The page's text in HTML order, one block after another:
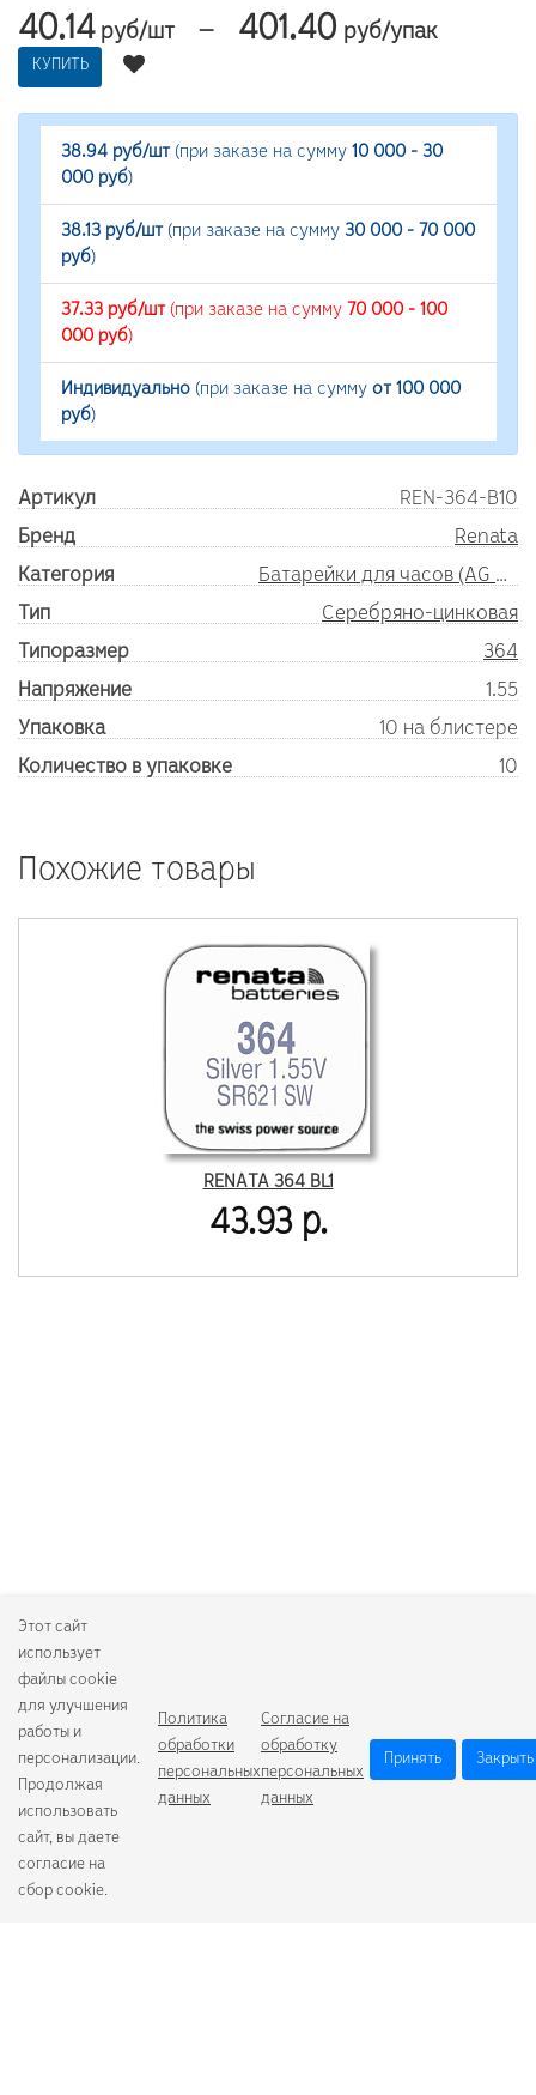
40.14руб/шт — 401.40 руб/упак
КУПИТЬ
38.94 руб/шт(при заказе на сумму 10 000 - 30
000 руб)
38.13 руб/шт(при заказе на сумму 30 000 - 70 000
руб)
37.33 руб/шт(при заказе на сумму 70 000 - 100
000 руб)
Индивидуально (при заказе на сумму от 100 000
руб)
Артикул
REN-364-B10
Бренд
Renata
Категория
Батарейки для часов (AG SR)
Тип
Серебряно-цинковая
Типоразмер
364
Напряжение
1.55
Упаковка
10 на блистере
Количество в упаковке
10
Похожие товары
RENATA 364 BL1
43.93 р.
Этот сайт
использует
файлы cookie
для улучшения
работы и
персонализации.
Продолжая
использовать
сайт, вы даете
согласие на
сбор cookie.
Политика
обработки
персональных
данных
Согласие на
обработку
персональных
данных
Принять Закрыть